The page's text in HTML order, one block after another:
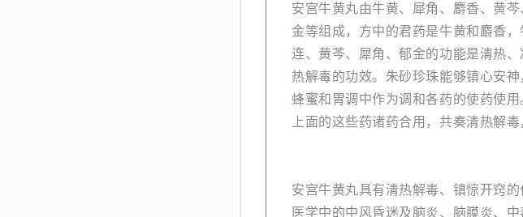
安宫牛黄丸由牛黄、犀角、麝香、黄
金等组成，方中的君药是牛黄和麝香
连、黄芩、犀角、郁金的功能是清热
热解毒的功效。朱砂珍珠能够镇心安
蜂蜜和胃调中作为调和各药的使药使
上面的这些药诸药合用，共奏清热解毒
安宫牛黄丸具有清热解毒、镇惊开窍
医学中的中风昏迷及脑炎、脑膜炎、